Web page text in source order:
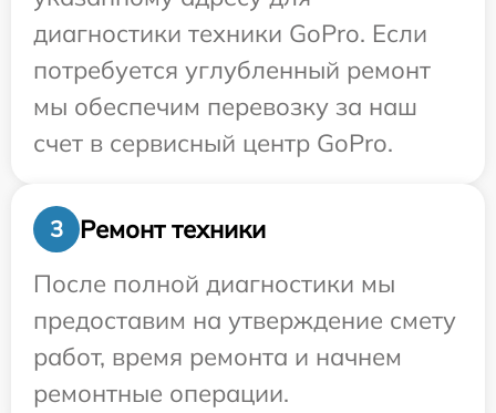
диагностики техники GoPro. Если
потребуется углубленный ремонт
мы обеспечим перевозку за наш
счет в сервисный центр GoPro.
3
Ремонт техники
После полной диагностики мы
предоставим на утверждение смету
работ, время ремонта и начнем
ремонтные операции.